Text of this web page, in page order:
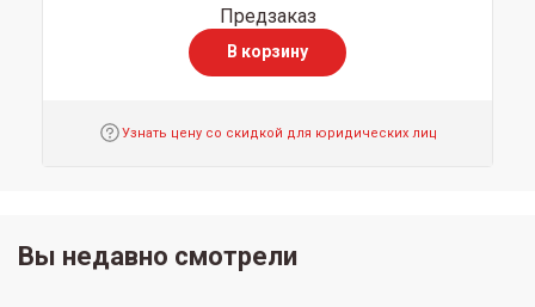
Предзаказ
В корзину
Узнать цену со скидкой для юридических лиц
Вы недавно смотрели